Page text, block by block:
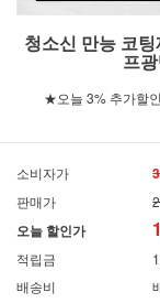
청소신 만능 코
프
★오늘 3% 추가할
소비자가
판매가
오늘 할인가
적립금
배송비